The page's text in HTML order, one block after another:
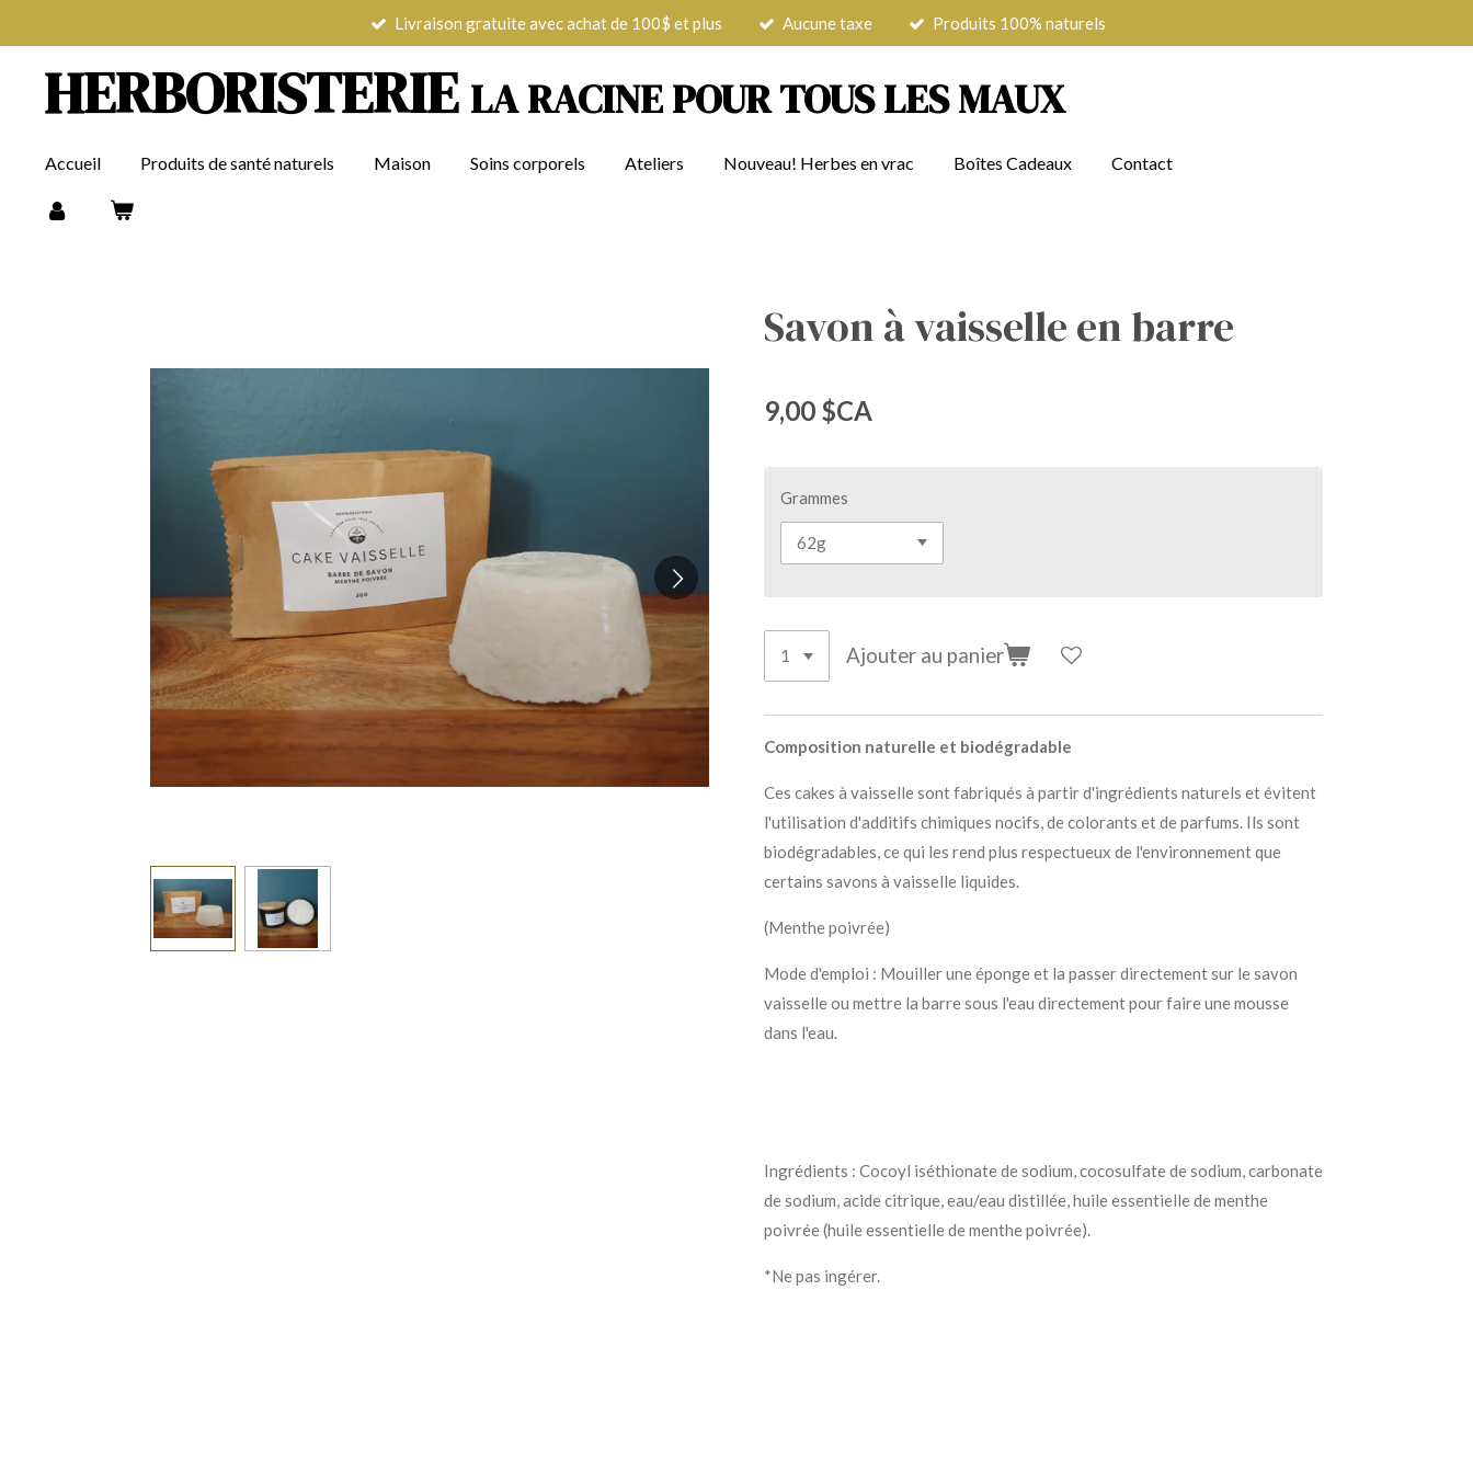
principal
Livraison gratuite avec achat de 100$ et plus Aucune taxe Produits 100% naturels
HERBORISTERIE LA RACINE POUR TOUS LES MAUX
Accueil Produits de santé naturels Maison Soins corporels Ateliers Nouveau! Herbes en vrac Boîtes Cadeaux Contact
Savon à vaisselle en barre
9,00 $CA
Grammes
Ajouter au panier
Composition naturelle et biodégradable
Ces cakes à vaisselle sont fabriqués à partir d'ingrédients naturels et évitent
l'utilisation d'additifs chimiques nocifs, de colorants et de parfums. Ils sont
biodégradables, ce qui les rend plus respectueux de l'environnement que
certains savons à vaisselle liquides.
(Menthe poivrée)
Mode d'emploi : Mouiller une éponge et la passer directement sur le savon
vaisselle ou mettre la barre sous l'eau directement pour faire une mousse
dans l'eau.
Ingrédients : Cocoyl iséthionate de sodium, cocosulfate de sodium, carbonate
de sodium, acide citrique, eau/eau distillée,huile essentielle de menthe
poivrée (huile essentielle de menthe poivrée).
*Ne pas ingérer.